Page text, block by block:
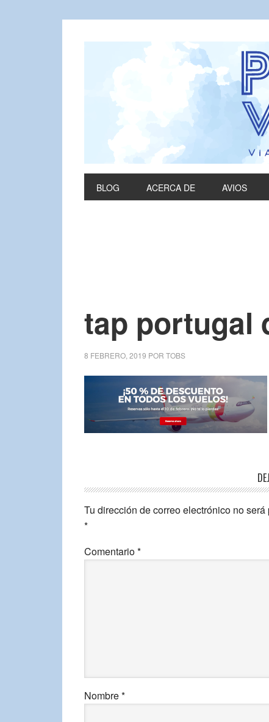
BLOG ACERCA DE AVIOS
tap portugal
8 FEBRERO, 2019 POR TOBS
Tu dirección de correo electrónico no será
*
Comentario*
Nombre*